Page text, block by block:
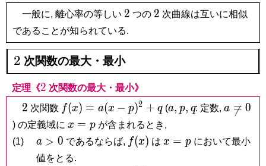
一般に, 離心率の等しい 2
2 つの 2
2 次曲線は互いに相似
であることが知られている.
2
2 次関数の最大・最小
定理《2
2 次関数の最大・最小》
2
2 次関数 f(x) =
a(x-
p)^2+q
f(x) = a(x − p)2 + q(a,
a, p,
p, q
q: 定数,a
\neq
a 
= 0
) の定義域に x
=
x = pが含まれるとき,
(1)
a
>
a > 0 であるならば, f(x)
f(x) は x
x = pにおいて最小
値をとる.